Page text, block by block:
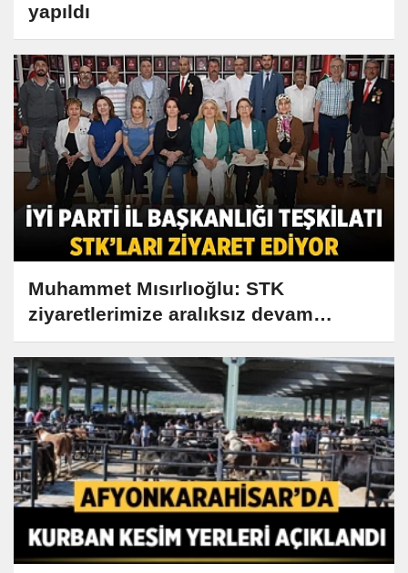
yapıldı
Muhammet Mısırlıoğlu: STK
ziyaretlerimize aralıksız devam
ediyoruz